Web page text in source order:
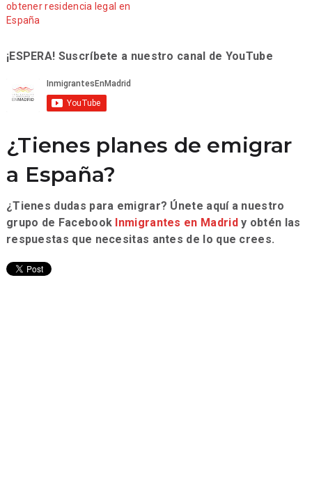
obtener residencia legal en
España
¡ESPERA! Suscríbete a nuestro canal de YouTube
¿Tienes planes de emigrar
a España?
¿Tienes dudas para emigrar? Únete aquí a nuestro
grupo de Facebook Inmigrantes en Madrid y obtén las
respuestas que necesitas antes de lo que crees.